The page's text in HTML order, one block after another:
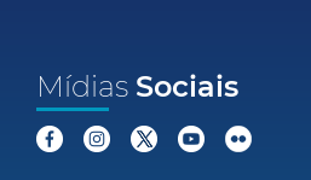
Mídias Sociais